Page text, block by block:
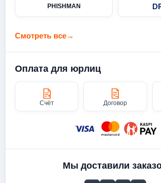
PHISHMAN
Смотреть все→
Оплата для юрлиц
Счёт Договор
Мы доставили